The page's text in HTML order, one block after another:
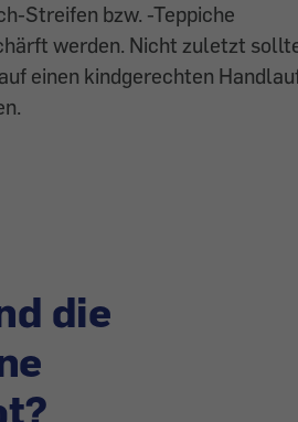
Streifen bzw. -Teppiche
werden. Nicht zuletzt
einen kindgerechten
die